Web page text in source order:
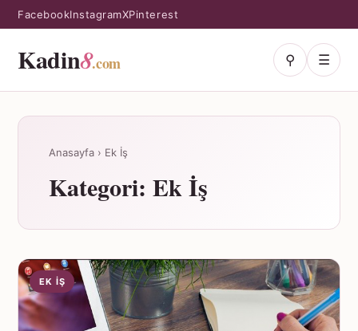
FacebookInstagramXPinterest
Kadin8.com ⚲ ☰
Anasayfa › Ek İş
Kategori: Ek İş
EK İŞ